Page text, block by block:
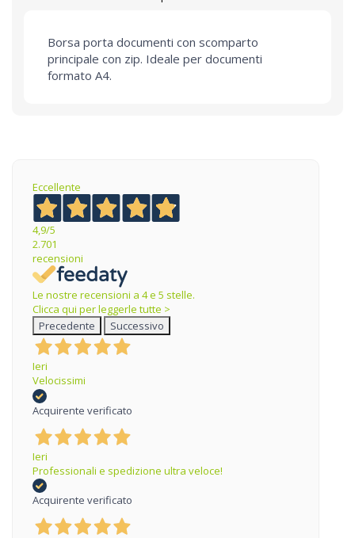
Borsa porta documenti con scomparto
principale con zip. Ideale per documenti
formato A4.
Eccellente
4,9/5
2.701
recensioni
Le nostre recensioni a 4 e 5 stelle.
Clicca qui per leggerle tutte >
Precedente
Successivo
Ieri
Velocissimi
Acquirente verificato
Ieri
Professionali e spedizione ultra veloce!
Acquirente verificato